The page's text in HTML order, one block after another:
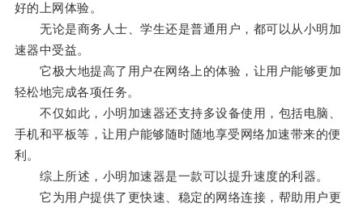
好的上网体验。
无论是商务人士、学生还是普通用户，都可以从小明加
速器中受益。
它极大地提高了用户在网络上的体验，让用户能够更加
轻松地完成各项任务。
不仅如此，小明加速器还支持多设备使用，包括电脑、
手机和平板等，让用户能够随时随地享受网络加速带来的便
利。
综上所述，小明加速器是一款可以提升速度的利器。
它为用户提供了更快速、稳定的网络连接，帮助用户更